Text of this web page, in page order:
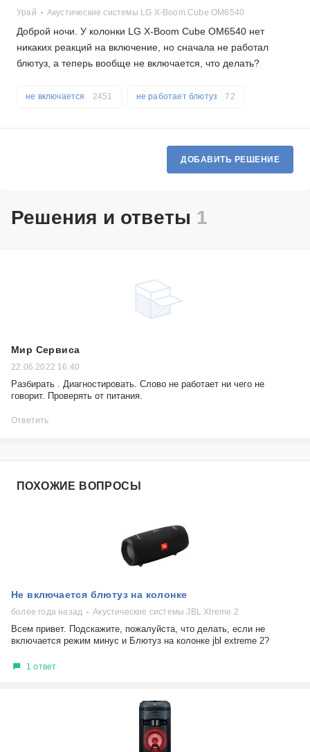
Урай Акустические системы LG X-Boom Cube OM6540
Доброй ночи. У колонки LG X-Boom Cube OM6540 нет
никаких реакций на включение, но сначала не работал
блютуз, а теперь вообще не включается, что делать?
не работает блютуз 72
не включается 2451
ДОБАВИТЬ РЕШЕНИЕ
Решения и ответы 1
Мир Сервиса
22.06.2022 16:40
Разбирать . Диагностировать. Слово не работает ни чего не
говорит. Проверять от питания.
Ответить
ПОХОЖИЕ ВОПРОСЫ
Не включается блютуз на колонке
более года назад Акустические системы JBL Xtreme 2
Всем привет. Подскажите, пожалуйста, что делать, если не
включается режим минус и Блютуз на колонке jbl extreme 2?
1 ответ